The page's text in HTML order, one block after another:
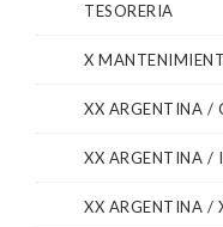
TESORERIA
X
XX ARGENTINA /
XX ARGENTINA /
XX ARGENTINA /